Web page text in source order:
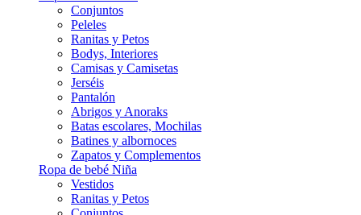
Conjuntos
Peleles
Ranitas y Petos
Bodys, Interiores
Camisas y Camisetas
Jerséis
Pantalón
Abrigos y Anoraks
Batas escolares, Mochilas
Batines y albornoces
Zapatos y Complementos
Ropa de bebé Niña
Vestidos
Ranitas y Petos